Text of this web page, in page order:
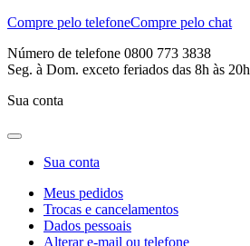
Compre pelo telefoneCompre pelo chat
Número de telefone 0800 773 3838
Seg. à Dom. exceto feriados das 8h às 20h
Sua conta
Sua conta
Meus pedidos
Trocas e cancelamentos
Dados pessoais
Alterar e-mail ou telefone